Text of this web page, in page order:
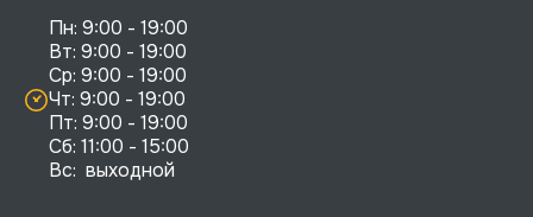
Пн: 9:00 - 19:00
Вт: 9:00 - 19:00
Ср: 9:00 - 19:00
Чт: 9:00 - 19:00
Пт: 9:00 - 19:00
Сб: 11:00 - 15:00
Вс:  выходной